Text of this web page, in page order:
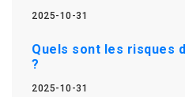
2025-10-31
Quels sont les risques
?
2025-10-31